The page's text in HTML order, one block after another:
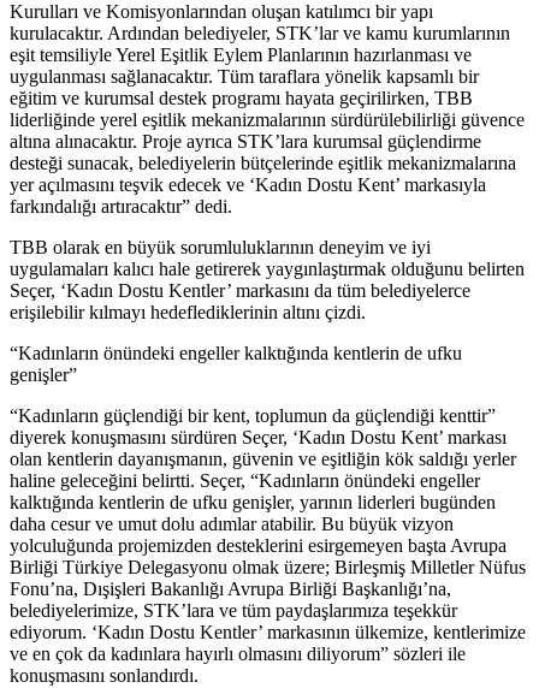
Kurulları ve Komisyonlarından oluşan katılımcı bir yapı
kurulacaktır. Ardından belediyeler, STK’lar ve kamu kurumlarının
eşit temsiliyle Yerel Eşitlik Eylem Planlarının hazırlanması ve
uygulanması sağlanacaktır. Tüm taraflara yönelik kapsamlı bir
eğitim ve kurumsal destek programı hayata geçirilirken, TBB
liderliğinde yerel eşitlik mekanizmalarının sürdürülebilirliği güvence
altına alınacaktır. Proje ayrıca STK’lara kurumsal güçlendirme
desteği sunacak, belediyelerin bütçelerinde eşitlik mekanizmalarına
yer açılmasını teşvik edecek ve ‘Kadın Dostu Kent’ markasıyla
farkındalığı artıracaktır” dedi.
TBB olarak en büyük sorumluluklarının deneyim ve iyi
uygulamaları kalıcı hale getirerek yaygınlaştırmak olduğunu belirten
Seçer, ‘Kadın Dostu Kentler’ markasını da tüm belediyelerce
erişilebilir kılmayı hedeflediklerinin altını çizdi.
“Kadınların önündeki engeller kalktığında kentlerin de ufku
genişler”
“Kadınların güçlendiği bir kent, toplumun da güçlendiği kenttir”
diyerek konuşmasını sürdüren Seçer, ‘Kadın Dostu Kent’ markası
olan kentlerin dayanışmanın, güvenin ve eşitliğin kök saldığı yerler
haline geleceğini belirtti. Seçer, “Kadınların önündeki engeller
kalktığında kentlerin de ufku genişler, yarının liderleri bugünden
daha cesur ve umut dolu adımlar atabilir. Bu büyük vizyon
yolculuğunda projemizden desteklerini esirgemeyen başta Avrupa
Birliği Türkiye Delegasyonu olmak üzere; Birleşmiş Milletler Nüfus
Fonu’na, Dışişleri Bakanlığı Avrupa Birliği Başkanlığı’na,
belediyelerimize, STK’lara ve tüm paydaşlarımıza teşekkür
ediyorum. ‘Kadın Dostu Kentler’ markasının ülkemize, kentlerimize
ve en çok da kadınlara hayırlı olmasını diliyorum” sözleri ile
konuşmasını sonlandırdı.